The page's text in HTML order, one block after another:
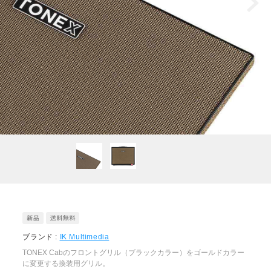
ブランド :
IK Multimedia
TONEX Cabのフロントグリル（ブラックカラー）をゴールドカラー
に変更する換装用グリル。